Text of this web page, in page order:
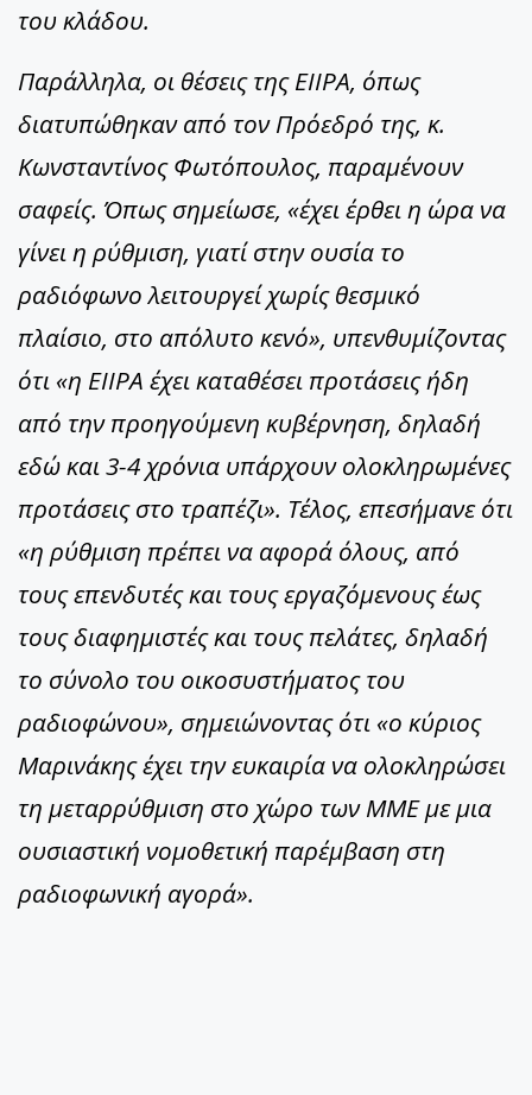
του κλάδου.
Παράλληλα, οι θέσεις της ΕΙΙΡΑ, όπως
διατυπώθηκαν από τον Πρόεδρό της, κ.
Κωνσταντίνος Φωτόπουλος, παραμένουν
σαφείς. Όπως σημείωσε, «έχει έρθει η ώρα να
γίνει η ρύθμιση, γιατί στην ουσία το
ραδιόφωνο λειτουργεί χωρίς θεσμικό
πλαίσιο, στο απόλυτο κενό», υπενθυμίζοντας
ότι «η ΕΙΙΡΑ έχει καταθέσει προτάσεις ήδη
από την προηγούμενη κυβέρνηση, δηλαδή
εδώ και 3-4 χρόνια υπάρχουν ολοκληρωμένες
προτάσεις στο τραπέζι». Τέλος, επεσήμανε ότι
«η ρύθμιση πρέπει να αφορά όλους, από
τους επενδυτές και τους εργαζόμενους έως
τους διαφημιστές και τους πελάτες, δηλαδή
το σύνολο του οικοσυστήματος του
ραδιοφώνου», σημειώνοντας ότι «ο κύριος
Μαρινάκης έχει την ευκαιρία να ολοκληρώσει
τη μεταρρύθμιση στο χώρο των ΜΜΕ με μια
ουσιαστική νομοθετική παρέμβαση στη
ραδιοφωνική αγορά».